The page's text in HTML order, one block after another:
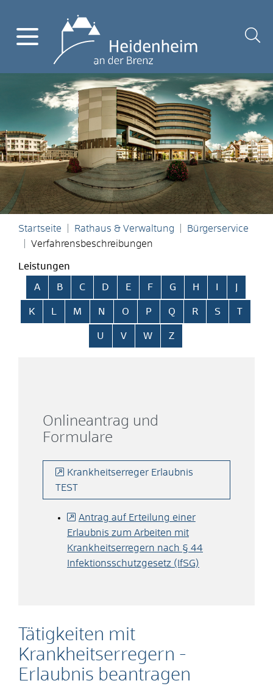
Startseite Rathaus & Verwaltung
Bürgerservice
Verfahrensbeschreibungen
Leistungen
Alphabetisches Register überspringen
A B C D E F G H
K L M N O P Q R S T
U V W Z
Tätigkeiten mit
Krankheitserregern -
Erlaubnis beantragen
Onlineantrag und
Formulare
Krankheitserreger Erlaubnis
TEST
Antrag auf Erteilung einer
Erlaubnis zum Arbeiten mit
Krankheitserregern nach § 44
Infektionsschutzgesetz (IfSG)